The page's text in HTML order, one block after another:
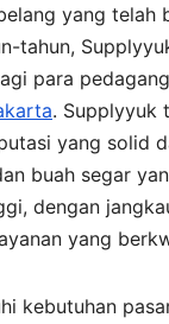
yang telah
tahun,
para
. Supplyyuk
yang solid
buah segar
dengan
yang
kebutuhan